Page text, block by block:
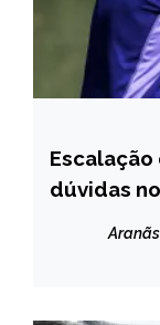
ESPORTES
dúvidas